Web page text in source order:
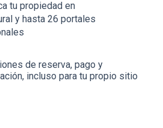
tu propiedad en
y hasta 26 portales
de reserva, pago y
incluso para tu propio sitio